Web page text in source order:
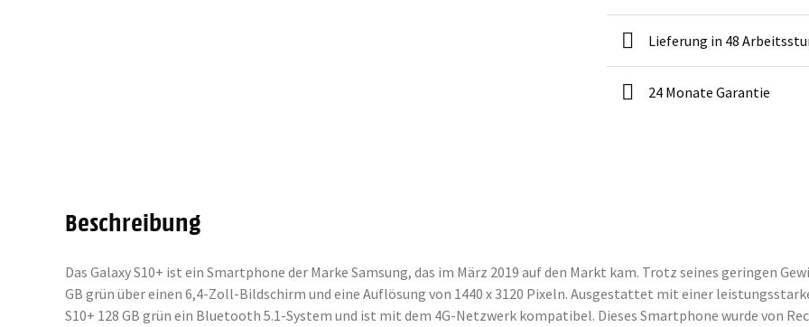
Lieferung in 48
24 Monate Garantie
Beschreibung
Das Galaxy S10+ ist ein Smartphone der Marke Samsung, das im März 2019 auf den Markt kam. Trotz seines geringen
GB grün über einen 6,4-Zoll-Bildschirm und eine Auflösung von 1440 x 3120 Pixeln. Ausgestattet mit einer
S10+ 128 GB grün ein Bluetooth 5.1-System und ist mit dem 4G-Netzwerk kompatibel. Dieses Smartphone wurde von